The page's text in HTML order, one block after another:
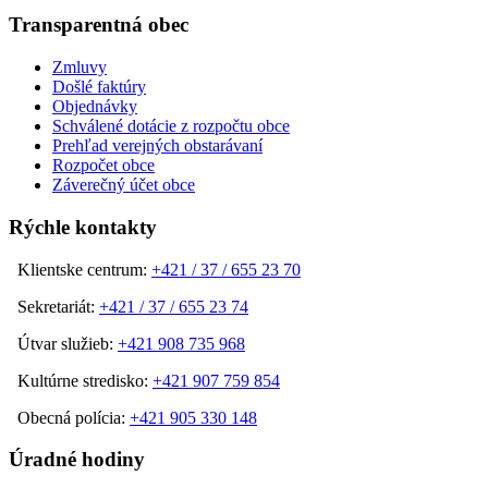
Transparentná obec
Zmluvy
Došlé faktúry
Objednávky
Schválené dotácie z rozpočtu obce
Prehľad verejných obstarávaní
Rozpočet obce
Záverečný účet obce
Rýchle kontakty
Klientske centrum: +421 / 37 / 655 23 70
Sekretariát: +421 / 37 / 655 23 74
Útvar služieb: +421 908 735 968
Kultúrne stredisko: +421 907 759 854
Obecná polícia: +421 905 330 148
Úradné hodiny